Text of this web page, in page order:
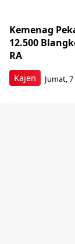
Kajen
Kemenag
12.500
RA
Jumat,